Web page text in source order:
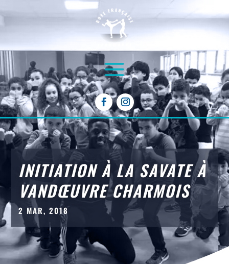
INITIATION À LA SAVATE À
VANDŒUVRE CHARMOIS
2 MAR, 2018